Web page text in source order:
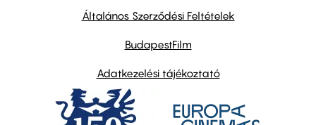
Általános Szerződési Feltételek
BudapestFilm
Adatkezelési tájékoztató